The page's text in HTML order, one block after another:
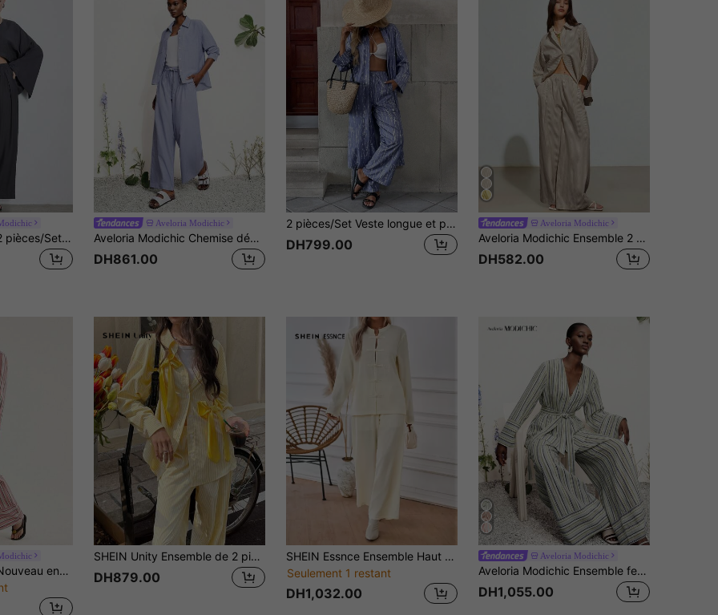
Aveloria Modichic 2 pièces/Set Top asymétrique à large ourlet et col en V en forme de chauve-souris et pantalon large à taille haute avec cordon de serrage
Aveloria Modichic
Aveloria Modichic Chemise décontractée à manches longues style rayé européen français, pantalon droit décontracté à jambe droite, ensemble à la mode 2 pièces pour femmes - chemise rayée bleue et blanche avec col long, deux poches, pantalon ample à jambe droite, ensemble assorti, tissu en coton léger, style minimaliste décontracté, convient pour le quotidien, la maison, le bureau, les vacances, les courses, les déplacements et les loisirs du week-end, élément rayé classique, recommandé pour les vacances et les sorties décontractées
DH861.00
2 pièces/Set Veste longue et pantalon imprimé tout-sur-tout décontracté pour vacances
DH799.00
Aveloria Modichic
Aveloria Modichic Ensemble 2 pièces décontracté élégant avec chemise rayée ample & pantalon à jambes larges taille haute pour femmes
DH582.00
Aveloria Modichic Nouveau ensemble décontracté, élégant et ample de 2 pièces à rayures pour femmes
SHEIN Unity Ensemble de 2 pièces avec nœud décoratif à rayures jaunes, tenue de ville et décontractée
DH879.00
SHEIN Essnce Ensemble Haut Couleur Unie Et Pantalon À Jambes Larges Pour Femme Avec Boucle
Seulement 1 restant
DH1,032.00
Aveloria Modichic
Aveloria Modichic Ensemble femme cardigan super oversize en tissu faux lin à rayures blocs de couleurs asymétriques rouge bleu blanc, top à taille nouée et pantalon long évasé ample, style bohème nomade vintage décontracté, polyvalent pour trajet quotidien, vacances et voyage à la française
DH1,055.00